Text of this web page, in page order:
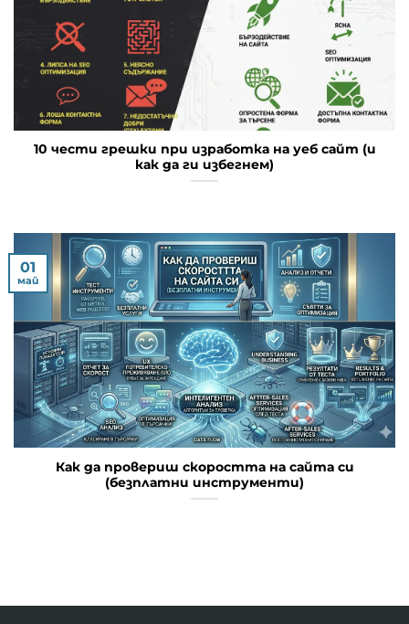
10 чести грешки при изработка на уеб сайт (и
как да ги избегнем)
Как да провериш скоростта на сайта си
(безплатни инструменти)
01
май